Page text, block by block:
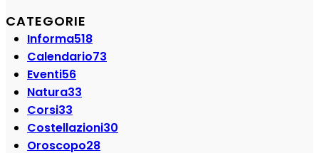
CATEGORIE
Informa518
Calendario73
Eventi56
Natura33
Corsi33
Costellazioni30
Oroscopo28